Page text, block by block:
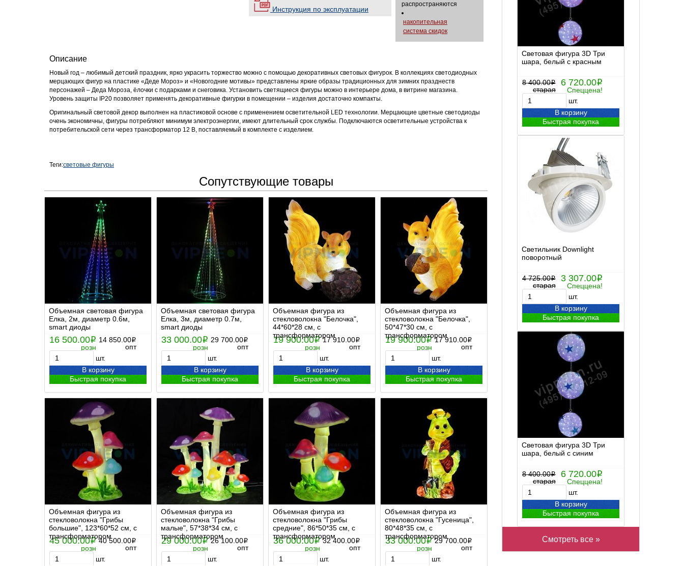
Световая фигура 3D Три
шара, белый с красным
8 400.00i
старая
6 720.00i
Спеццена!
шт.
В корзину
Быстрая покупка
Светильник Downlight
поворотный
4 725.00i
старая
3 307.00i
Спеццена!
шт.
В корзину
Быстрая покупка
Световая фигура 3D Три
шара, белый с синим
8 400.00i
старая
6 720.00i
Спеццена!
шт.
В корзину
Быстрая покупка
Смотреть все »
Инструкция по эксплуатации
распространяются
накопительная
система скидок
Описание
Новый год – любимый детский праздник, ярко украсить торжество можно с помощью декоративных световых фигурок. В коллекциях светодиодных
мерцающих фигур на пластике «Деде Мороз» и «Новогодние мотивы» представлены яркие образы традиционных для зимних празднеств
персонажей – Деда Мороза, ёлочки с подарками и снеговика. Установить светящиеся фигуры можно в интерьере дома, в витрине магазина.
Уровень защиты IP20 позволяет применять декоративные фигурки в помещении – изделия достаточно компакты.
Оригинальный световой декор выполнен на пластиковой основе с применением осветительной LED технологии. Мерцающие цветные светодиоды
очень экономичны, фигуры потребляют минимум электроэнергии, имеют длительный срок службы. Подключаются осветительные устройства к
потребительской сети через трансформатор 12 В, поставляемый в комплекте с изделием.
Теги:световые фигуры
Сопутствующие товары
Объемная световая фигура
Елка, 2м, диаметр 0.6м,
smart диоды
16 500.00i
розн
14 850.00i
опт
шт.
В корзину
Быстрая покупка
Объемная световая фигура
Елка, 3м, диаметр 0.7м,
smart диоды
33 000.00i
розн
29 700.00i
опт
шт.
В корзину
Быстрая покупка
Объемная фигура из
стекловолокна "Белочка",
44*60*28 см, с
трансформатором
19 900.00i
розн
17 910.00i
опт
шт.
В корзину
Быстрая покупка
Объемная фигура из
стекловолокна "Белочка",
50*47*30 см, с
трансформатором
19 900.00i
розн
17 910.00i
опт
шт.
В корзину
Быстрая покупка
Объемная фигура из
стекловолокна "Грибы
большие", 123*60*52 см, с
трансформатором
45 000.00i
розн
40 500.00i
опт
шт.
Объемная фигура из
стекловолокна "Грибы
малые", 57*38*34 см, с
трансформатором
29 000.00i
розн
26 100.00i
опт
шт.
Объемная фигура из
стекловолокна "Грибы
средние", 86*50*35 см, с
трансформатором
36 000.00i
розн
32 400.00i
опт
шт.
Объемная фигура из
стекловолокна "Гусеница",
80*48*35 см, с
трансформатором
33 000.00i
розн
29 700.00i
опт
шт.